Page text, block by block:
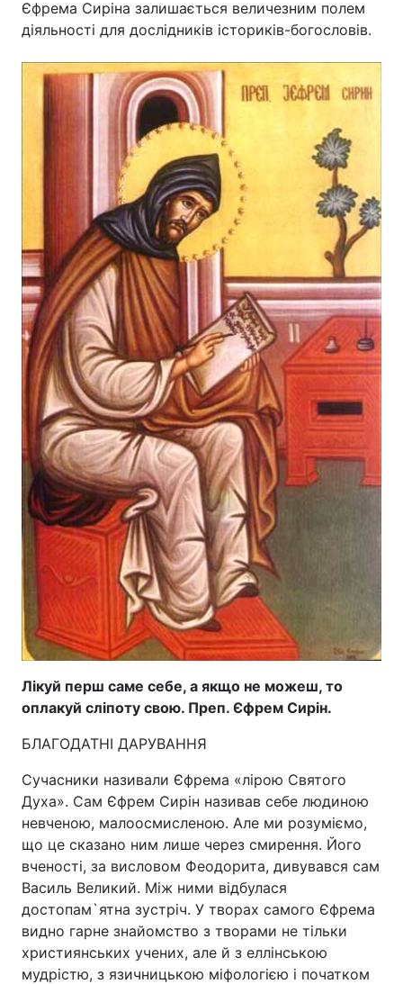
Єфрема Сиріна залишається величезним полем
діяльності для дослідників істориків-богословів.
Лікуй перш саме себе, а якщо не можеш, то
оплакуй сліпоту свою. Преп. Єфрем Сирін.
БЛАГОДАТНІ ДАРУВАННЯ
Сучасники називали Єфрема «лірою Святого
Духа». Сам Єфрем Сирін називав себе людиною
невченою, малоосмисленою. Але ми розуміємо,
що це сказано ним лише через смирення. Його
вченості, за висловом Феодорита, дивувався сам
Василь Великий. Між ними відбулася
достопам`ятна зустріч. У творах самого Єфрема
видно гарне знайомство з творами не тільки
християнських учених, але й з еллінською
мудрістю, з язичницькою міфологією і початком